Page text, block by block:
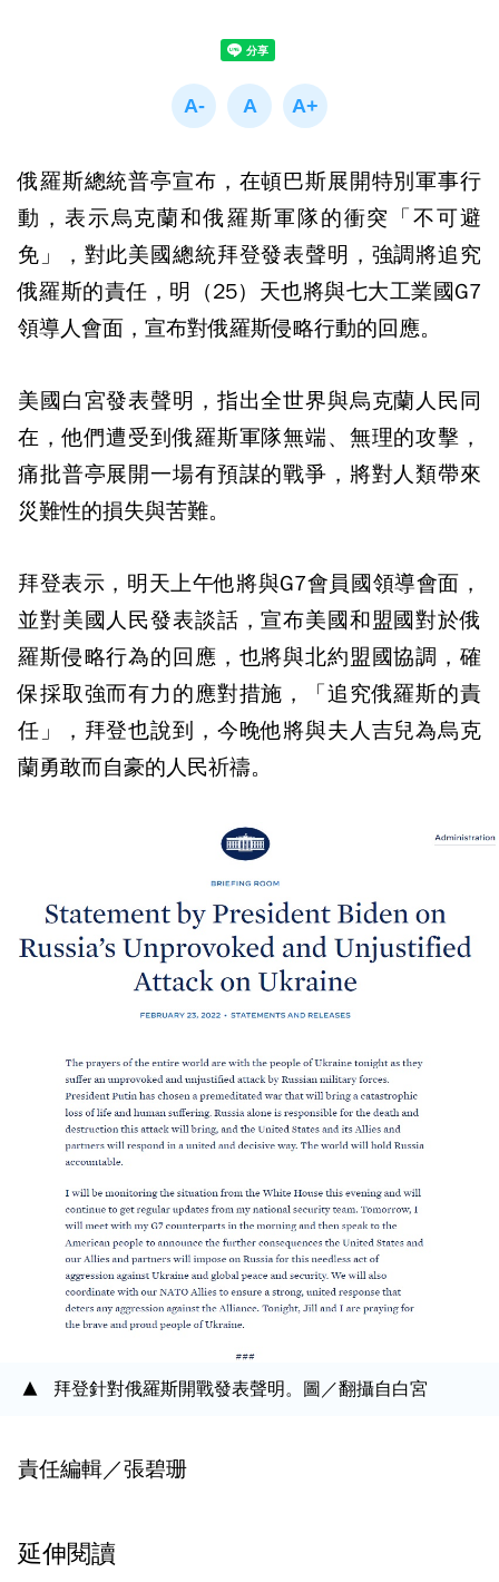
俄羅斯總統普亭宣布，在頓巴斯展開特別軍事行
動，表示烏克蘭和俄羅斯軍隊的衝突「不可避
免」，對此美國總統拜登發表聲明，強調將追究
俄羅斯的責任，明（25）天也將與七大工業國G7
領導人會面，宣布對俄羅斯侵略行動的回應。
美國白宮發表聲明，指出全世界與烏克蘭人民同
在，他們遭受到俄羅斯軍隊無端、無理的攻擊，
痛批普亭展開一場有預謀的戰爭，將對人類帶來
災難性的損失與苦難。
拜登表示，明天上午他將與G7會員國領導會面，
並對美國人民發表談話，宣布美國和盟國對於俄
羅斯侵略行為的回應，也將與北約盟國協調，確
保採取強而有力的應對措施，「追究俄羅斯的責
任」，拜登也說到，今晚他將與夫人吉兒為烏克
蘭勇敢而自豪的人民祈禱。
拜登針對俄羅斯開戰發表聲明。圖／翻攝自白宮
責任編輯／張碧珊
延伸閱讀